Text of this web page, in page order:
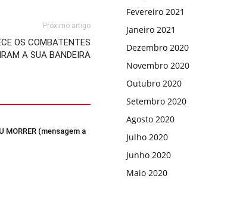
Próximo artigo
OS COMBATENTES
A SUA BANDEIRA
MORRER (mensagem a
Fevereiro 2021
Janeiro 2021
Dezembro 2020
Novembro 2020
Outubro 2020
Setembro 2020
Agosto 2020
Julho 2020
Junho 2020
Maio 2020